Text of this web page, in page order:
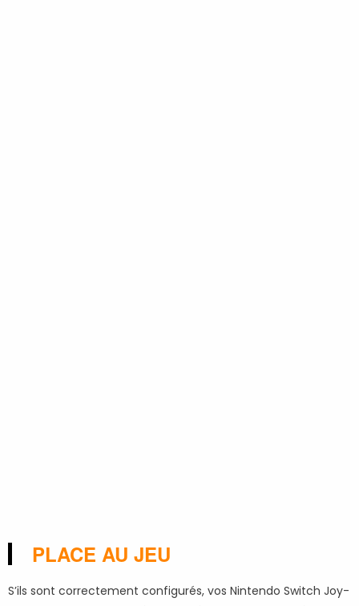
PLACE AU JEU
S’ils sont correctement configurés, vos Nintendo Switch Joy-